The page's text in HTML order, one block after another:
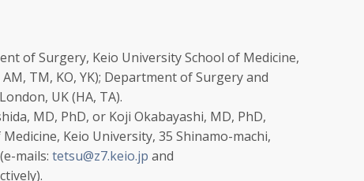
of Surgery, Keio University School of Medicine,
TM, KO, YK); Department of Surgery and
London, UK (HA, TA).
MD, PhD, or Koji Okabayashi, MD, PhD,
Keio University, 35 Shinamo-machi,
mails: tetsu@z7.keio.jp and